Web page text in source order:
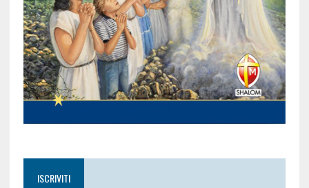
ISCRIVITI